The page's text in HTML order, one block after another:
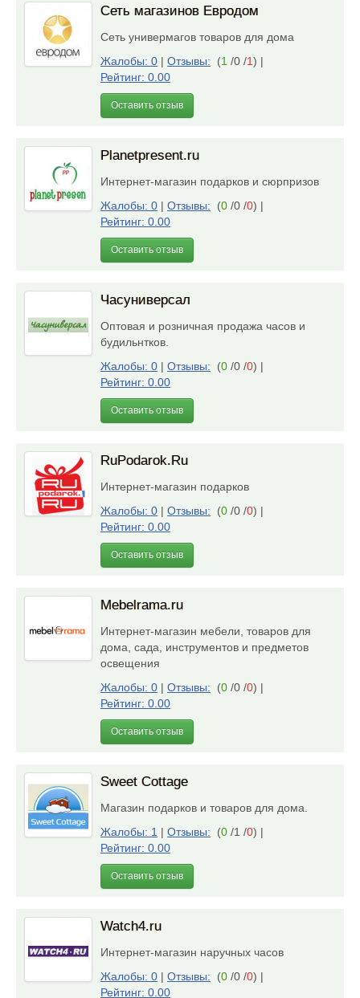
Сеть магазинов Евродом
Сеть универмагов товаров для дома
Жалобы: 0 | Отзывы: (1 /0 /1) |
Рейтинг: 0.00
Оставить отзыв
Planetpresent.ru
Интернет-магазин подарков и сюрпризов
Жалобы: 0 | Отзывы: (0 /0 /0) |
Рейтинг: 0.00
Оставить отзыв
Часуниверсал
Оптовая и розничная продажа часов и
будильнтков.
Жалобы: 0 | Отзывы: (0 /0 /0) |
Рейтинг: 0.00
Оставить отзыв
RuPodarok.Ru
Интернет-магазин подарков
Жалобы: 0 | Отзывы: (0 /0 /0) |
Рейтинг: 0.00
Оставить отзыв
Mebelrama.ru
Интернет-магазин мебели, товаров для
дома, сада, инструментов и предметов
освещения
Жалобы: 0 | Отзывы: (0 /0 /0) |
Рейтинг: 0.00
Оставить отзыв
Sweet Cottage
Магазин подарков и товаров для дома.
Жалобы: 1 | Отзывы: (0 /1 /0) |
Рейтинг: 0.00
Оставить отзыв
Watch4.ru
Интернет-магазин наручных часов
Жалобы: 0 | Отзывы: (0 /0 /0) |
Рейтинг: 0.00